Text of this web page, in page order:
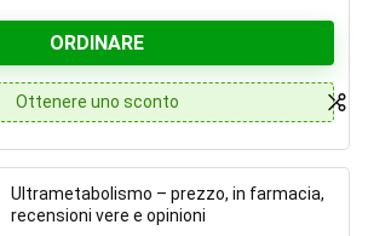
ORDINARE
Ottenere uno sconto
Ultrametabolismo – prezzo, in farmacia,
recensioni vere e opinioni